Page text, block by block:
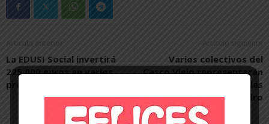
Artículo anterior
La EDUSI Social invertirá
225.000 euros en varios
proyectos este año
Artículo siguiente
Varios colectivos del
Casco Viejo representarán
el Paloteado durante las
fiestas de San Pedro